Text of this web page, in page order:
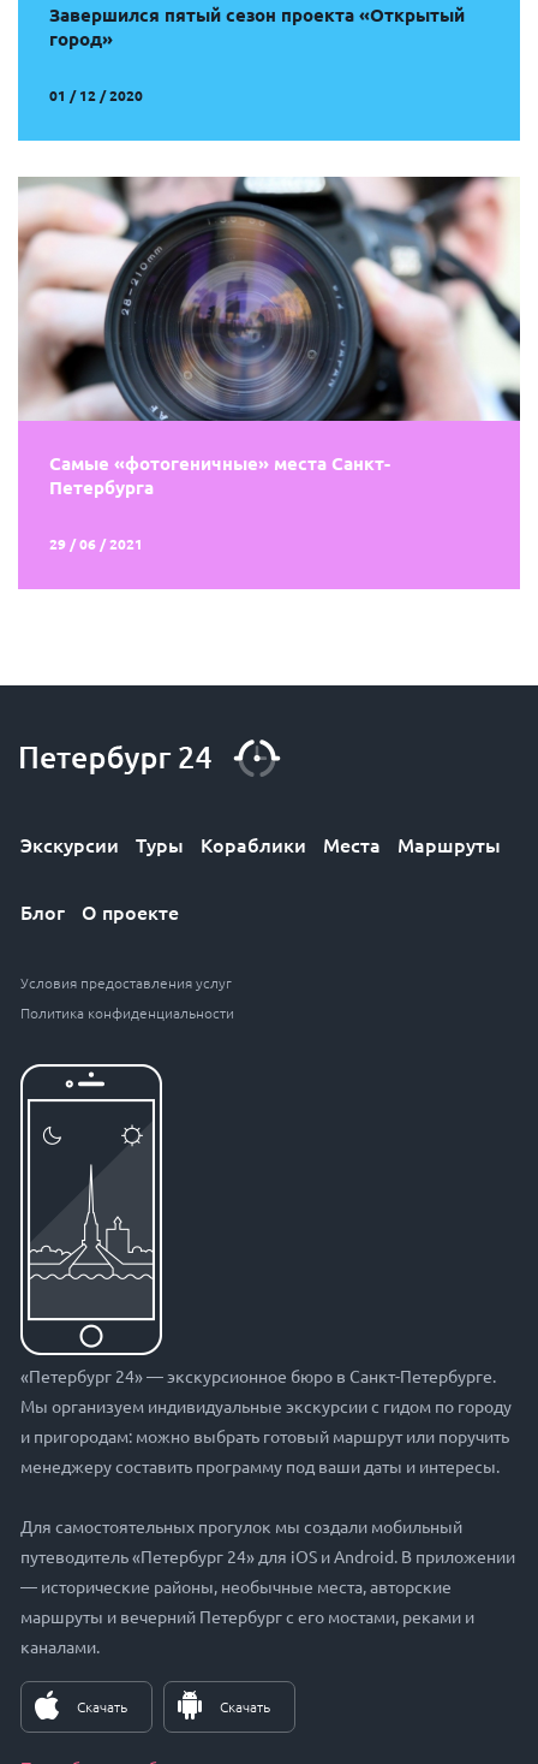
Завершился пятый сезон проекта «Открытый
город»
01 / 12 / 2020
Самые «фотогеничные» места Санкт-
Петербурга
29 / 06 / 2021
Экскурсии Туры Кораблики Места Маршруты
Блог О проекте
Условия предоставления услуг
Политика конфиденциальности
«Петербург 24» — экскурсионное бюро в Санкт-Петербурге.
Мы организуем индивидуальные экскурсии с гидом по городу
и пригородам: можно выбрать готовый маршрут или поручить
менеджеру составить программу под ваши даты и интересы.
Для самостоятельных прогулок мы создали мобильный
путеводитель «Петербург 24» для iOS и Android. В приложении
— исторические районы, необычные места, авторские
маршруты и вечерний Петербург с его мостами, реками и
каналами.
Скачать Скачать